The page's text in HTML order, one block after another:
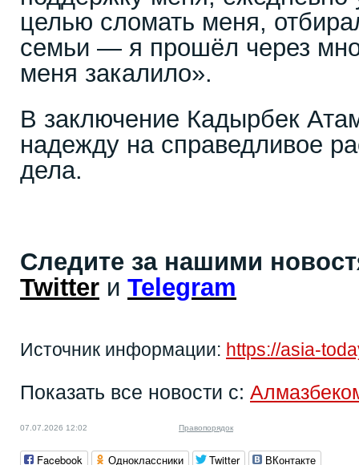
целью сломать меня,
семьи — я прошёл через
меня закалило».
В заключение Кадырбек
надежду на справедливое
дела.
Следите за нашими
Twitter и Telegram
Источник информации: https://asia-
Показать все новости с:
07.07.2026 12:02 Правопорядок
Facebook Одноклассники Twitter ВКонтакте